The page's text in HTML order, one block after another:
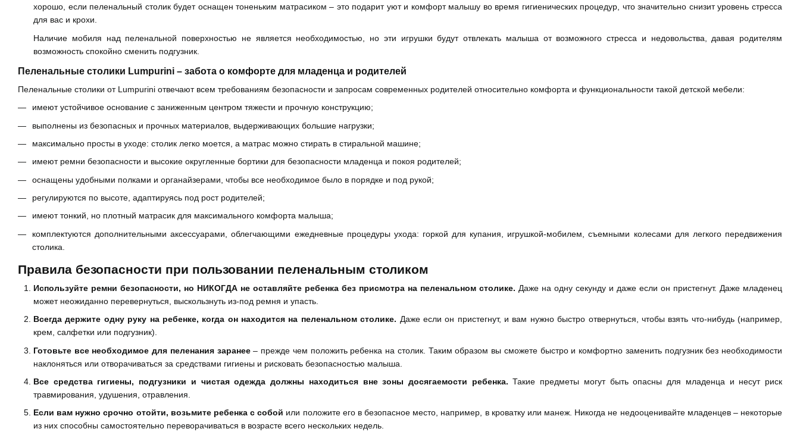
хорошо, если пеленальный столик будет оснащен тоненьким матрасиком – это подарит уют и комфорт малышу во время гигиенических процедур, что значительно снизит уровень стресса
для вас и крохи.
Наличие мобиля над пеленальной поверхностью не является необходимостью, но эти игрушки будут отвлекать малыша от возможного стресса и недовольства, давая родителям
возможность спокойно сменить подгузник.
Пеленальные столики Lumpurini – забота о комфорте для младенца и родителей
Пеленальные столики от Lumpurini отвечают всем требованиям безопасности и запросам современных родителей относительно комфорта и функциональности такой детской мебели:
имеют устойчивое основание с заниженным центром тяжести и прочную конструкцию;
выполнены из безопасных и прочных материалов, выдерживающих большие нагрузки;
максимально просты в уходе: столик легко моется, а матрас можно стирать в стиральной машине;
имеют ремни безопасности и высокие округленные бортики для безопасности младенца и покоя родителей;
оснащены удобными полками и органайзерами, чтобы все необходимое было в порядке и под рукой;
регулируются по высоте, адаптируясь под рост родителей;
имеют тонкий, но плотный матрасик для максимального комфорта малыша;
комплектуются дополнительными аксессуарами, облегчающими ежедневные процедуры ухода: горкой для купания, игрушкой-мобилем, съемными колесами для легкого передвижения
столика.
Правила безопасности при пользовании пеленальным столиком
Используйте ремни безопасности, но НИКОГДА не оставляйте ребенка без присмотра на пеленальном столике. Даже на одну секунду и даже если он пристегнут. Даже младенец
может неожиданно перевернуться, выскользнуть из-под ремня и упасть.
Всегда держите одну руку на ребенке, когда он находится на пеленальном столике. Даже если он пристегнут, и вам нужно быстро отвернуться, чтобы взять что-нибудь (например,
крем, салфетки или подгузник).
Готовьте все необходимое для пеленания заранее– прежде чем положить ребенка на столик. Таким образом вы сможете быстро и комфортно заменить подгузник без необходимости
наклоняться или отворачиваться за средствами гигиены и рисковать безопасностью малыша.
Все средства гигиены, подгузники и чистая одежда должны находиться вне зоны досягаемости ребенка. Такие предметы могут быть опасны для младенца и несут риск
травмирования, удушения, отравления.
Если вам нужно срочно отойти, возьмите ребенка с собой или положите его в безопасное место, например, в кроватку или манеж. Никогда не недооценивайте младенцев – некоторые
из них способны самостоятельно переворачиваться в возрасте всего нескольких недель.